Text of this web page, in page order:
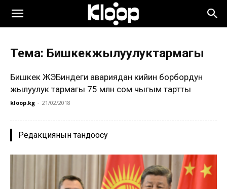
Тема: Бишкекжылуулуктармагы
Бишкек ЖЭБиндеги авариядан кийин борбордун
жылуулук тармагы 75 млн сом чыгым тартты
kloop.kg - 21/02/2018
Редакциянын тандоосу